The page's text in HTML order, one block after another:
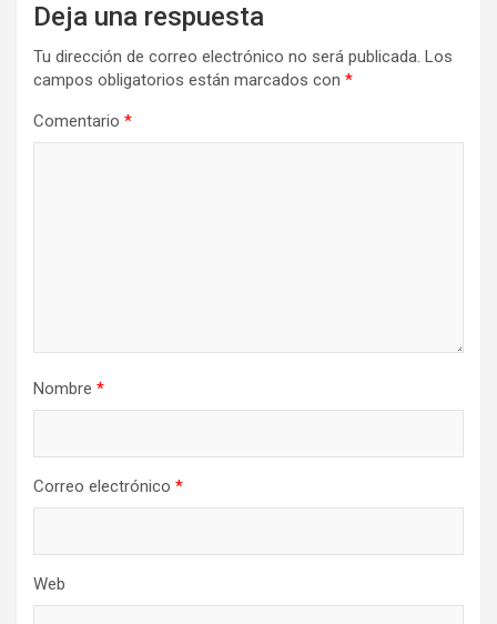
Deja una respuesta
Tu dirección de correo electrónico no será publicada. Los
campos obligatorios están marcados con *
Comentario *
Nombre *
Correo electrónico *
Web